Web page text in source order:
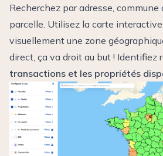
Recherchez par adresse, commune
parcelle. Utilisez la carte
visuellement une zone
direct, ça va droit au but ! Identifiez
transactions et les propriétés